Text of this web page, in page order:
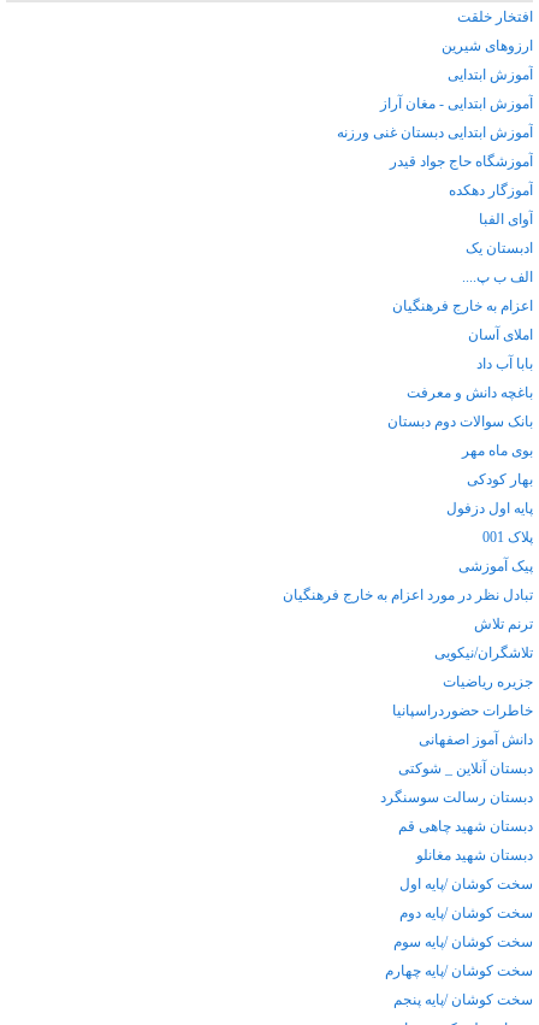
افتخار خلقت
ارزوهای شیرین
آموزش ابتدایی
آموزش ابتدایی - مغان آراز
آموزش ابتدایی دبستان غنی ورزنه
آموزشگاه حاج جواد قیدر
آموزگار دهکده
آوای الفبا
ادبستان یک
الف ب پ....
اعزام به خارج فرهنگیان
املای آسان
بابا آب داد
باغچه دانش و معرفت
بانک سوالات دوم دبستان
بوی ماه مهر
بهار کودکی
پایه اول دزفول
پلاک 001
پیک آموزشی
تبادل نظر در مورد اعزام به خارج فرهنگيان
ترنم تلاش
تلاشگران/نیکویی
جزیره ریاضیات
خاطرات حضوردراسپانیا
دانش آموز اصفهانی
دبستان آنلاین _ شوکتی
دبستان رسالت سوسنگرد
دبستان شهید چاهی قم
دبستان شهید مغانلو
سخت کوشان /پایه اول
سخت کوشان /پایه دوم
سخت کوشان /پایه سوم
سخت کوشان /پایه چهارم
سخت کوشان /پایه پنجم